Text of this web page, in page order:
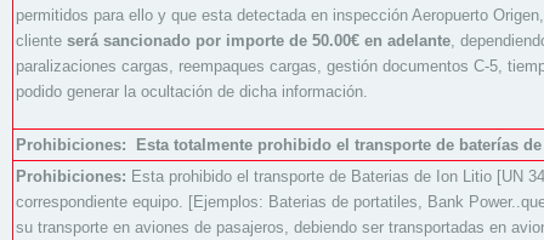
permitidos para ello y que esta detectada en inspección Aeropuerto
cliente será sancionado por importe de 50.00€ en adelante ,
paralizaciones cargas, reempaques cargas, gestión documentos C-5,
podido generar la ocultación de dicha información.
Prohibiciones: Esta totalmente prohibido el transporte de baterías
Prohibiciones: Esta prohibido el transporte de Baterias de Ion Litio [UN
correspondiente equipo. [Ejemplos: Baterias de portatiles, Bank
su transporte en aviones de pasajeros, debiendo ser transportadas en